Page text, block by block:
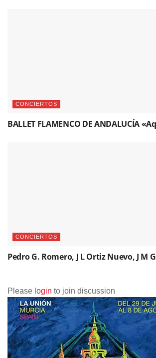
CONCIERTOS
BALLET FLAMENCO DE ANDALUCÍA
CONCIERTOS
Pedro G. Romero, J L Ortiz Nuevo, J M
Please login to join discussion